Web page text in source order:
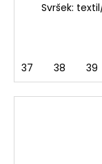
Svršek:
37 38 39